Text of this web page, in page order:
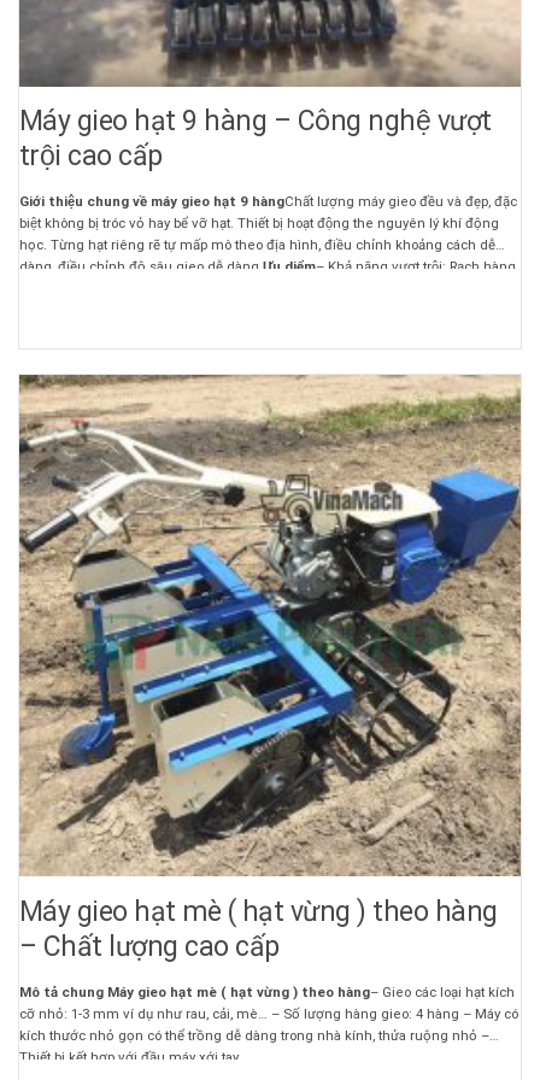
Máy gieo hạt 9 hàng – Công nghệ vượt
trội cao cấp
Giới thiệu chung về máy gieo hạt 9 hàngChất lượng máy gieo đều và đẹp, đặc
biệt không bị tróc vỏ hay bể vỡ hạt. Thiết bị hoạt động the nguyên lý khí động
học. Từng hạt riêng rẽ tự mấp mô theo địa hình, điều chỉnh khoảng cách dễ
dàng, điều chỉnh độ sâu gieo dễ dàng. Ưu diểm– Khả năng vượt trội: Rạch hàng,
Máy gieo hạt mè ( hạt vừng ) theo hàng
– Chất lượng cao cấp
Mô tả chung Máy gieo hạt mè ( hạt vừng ) theo hàng– Gieo các loại hạt kích
cỡ nhỏ: 1-3 mm ví dụ như rau, cải, mè… – Số lượng hàng gieo: 4 hàng – Máy có
kích thước nhỏ gọn có thể trồng dễ dàng trong nhà kính, thửa ruộng nhỏ –
Thiết bị kết hợp với đầu máy xới tay